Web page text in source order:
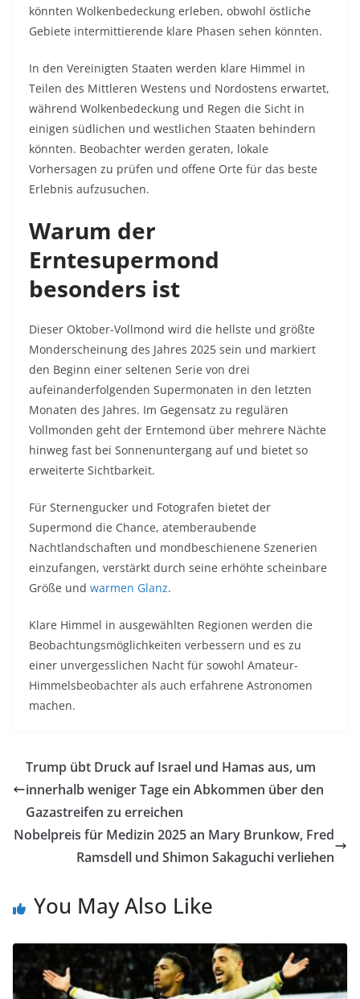
könnten Wolkenbedeckung erleben, obwohl östliche
Gebiete intermittierende klare Phasen sehen könnten.
In den Vereinigten Staaten werden klare Himmel in
Teilen des Mittleren Westens und Nordostens erwartet,
während Wolkenbedeckung und Regen die Sicht in
einigen südlichen und westlichen Staaten behindern
könnten. Beobachter werden geraten, lokale
Vorhersagen zu prüfen und offene Orte für das beste
Erlebnis aufzusuchen.
Warum der
Erntesupermond
besonders ist
Dieser Oktober-Vollmond wird die hellste und größte
Monderscheinung des Jahres 2025 sein und markiert
den Beginn einer seltenen Serie von drei
aufeinanderfolgenden Supermonaten in den letzten
Monaten des Jahres. Im Gegensatz zu regulären
Vollmonden geht der Erntemond über mehrere Nächte
hinweg fast bei Sonnenuntergang auf und bietet so
erweiterte Sichtbarkeit.
Für Sternengucker und Fotografen bietet der
Supermond die Chance, atemberaubende
Nachtlandschaften und mondbeschienene Szenerien
einzufangen, verstärkt durch seine erhöhte scheinbare
Größe und warmen Glanz.
Klare Himmel in ausgewählten Regionen werden die
Beobachtungsmöglichkeiten verbessern und es zu
einer unvergesslichen Nacht für sowohl Amateur-
Himmelsbeobachter als auch erfahrene Astronomen
machen.
Trump übt Druck auf Israel und Hamas aus, um
innerhalb weniger Tage ein Abkommen über den
Gazastreifen zu erreichen
Nobelpreis für Medizin 2025 an Mary Brunkow, Fred
Ramsdell und Shimon Sakaguchi verliehen
You May Also Like